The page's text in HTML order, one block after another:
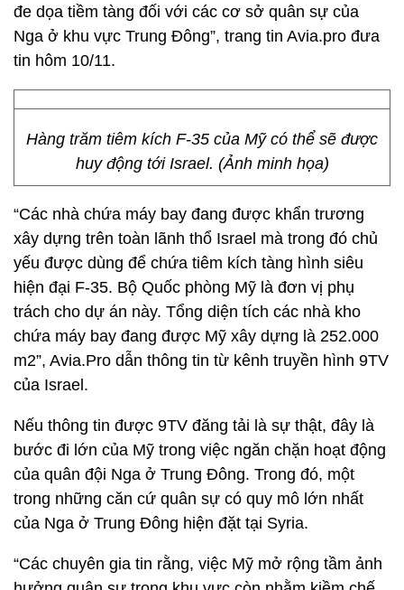
đe dọa tiềm tàng đối với các cơ sở quân sự của
Nga ở khu vực Trung Đông”, trang tin Avia.pro đưa
tin hôm 10/11.
Hàng trăm tiêm kích F-35 của Mỹ có thể sẽ được
huy động tới Israel. (Ảnh minh họa)
“Các nhà chứa máy bay đang được khẩn trương
xây dựng trên toàn lãnh thổ Israel mà trong đó chủ
yếu được dùng để chứa tiêm kích tàng hình siêu
hiện đại F-35. Bộ Quốc phòng Mỹ là đơn vị phụ
trách cho dự án này. Tổng diện tích các nhà kho
chứa máy bay đang được Mỹ xây dựng là 252.000
m2”, Avia.Pro dẫn thông tin từ kênh truyền hình 9TV
của Israel.
Nếu thông tin được 9TV đăng tải là sự thật, đây là
bước đi lớn của Mỹ trong việc ngăn chặn hoạt động
của quân đội Nga ở Trung Đông. Trong đó, một
trong những căn cứ quân sự có quy mô lớn nhất
của Nga ở Trung Đông hiện đặt tại Syria.
“Các chuyên gia tin rằng, việc Mỹ mở rộng tầm ảnh